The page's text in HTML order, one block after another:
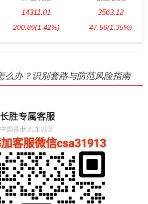
14311.01
200.89(1.42%)
3563.12
47.56(1.35%)
么办？识别套路与防范风险指南